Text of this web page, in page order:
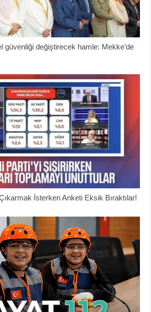
güvenliği değiştirecek hamle: Mekke’de
İsterken Anketi Eksik Bıraktılar!